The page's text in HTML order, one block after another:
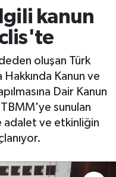
kanun
oluşan Türk
Hakkında Kanun ve
Dair Kanun
sunulan
ve etkinliğin